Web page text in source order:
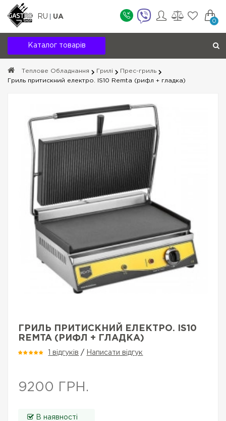
RU UA
0
Каталог товарів
Теплове Обладнання Грилі
Прес-гриль
Гриль притискний електро. IS10 Remta (рифл + гладка)
ГРИЛЬ ПРИТИСКНИЙ ЕЛЕКТРО. IS10
REMTA (РИФЛ + ГЛАДКА)
1 відгуків / Написати відгук
9200 ГРН.
В наявності